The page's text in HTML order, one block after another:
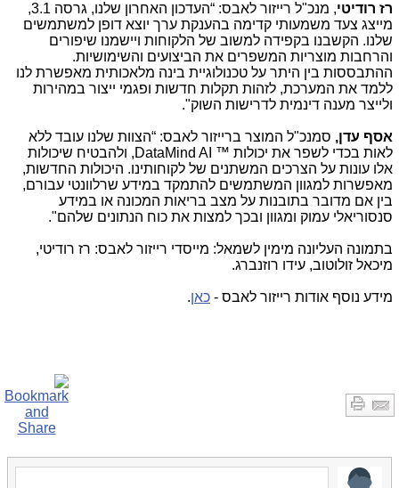
רז רודיטי
, מנכ"ל רייזור לאבס: “העדכון האחרון שלנו, גרסה 3.1,
מייצג צעד משמעותי קדימה בהענקת ערך יוצא דופן למשתמשים
שלנו. הקשבנו בקפידה למשוב של הלקוחות ויישמנו שיפורים
והרחבות מוצריות המשפרים את הביצועים והשימושיות.
ההתבססות בין היתר על טכנולוגיית בינה מלאכותית מאפשרת לנו
ללמד את המערכת, לזהות תקלות חדשות ופגמי ייצור במהירות
ולייצר מענה דינמית לדרישות השוק".
אסף עדן, סמנכ"ל המוצר ברייזור לאבס: “הצוות שלנו עובד ללא
לאות בכדי לשפר את יכולות ™ DataMind AI, ולהבטיח שיכולות
אלו עונות על הצרכים המשתנים של לקוחותינו. היכולות החדשות,
מאפשרות למגוון המשתמשים להתמקד במידע שרלוונטי עבורם,
בין אם מדובר בתובנות על מצב בריאות המכונה או במידע
סנסוריאלי עמוק ומגוון ובכך למצות את כוח הנתונים שלהם".
בתמונה העליונה מימין לשמאל: מייסדי רייזור לאבס: רז רודיטי,
מיכאל זולוטוב, עידו רוזנברג.
מידע נוסף אודות רייזור לאבס - כאן.